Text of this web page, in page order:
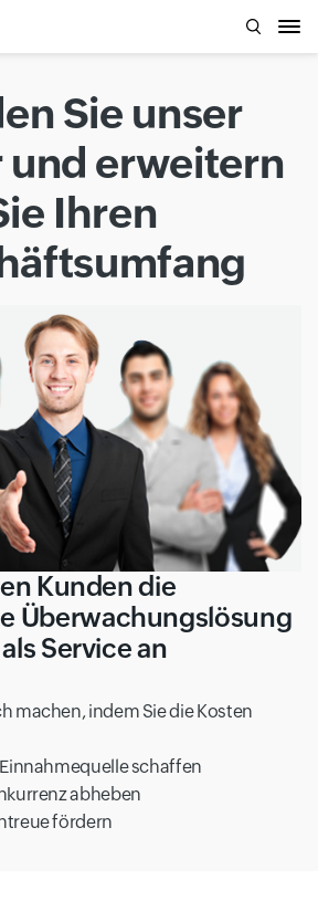
Sie unser
und erweitern
Ihren
Kunden die
Überwachungslösung
Service an
machen, indem Sie die Kosten
schaffen
abheben
fördern